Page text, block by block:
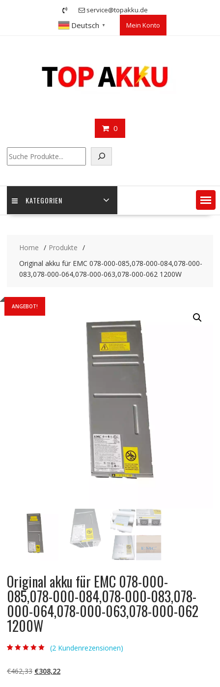
service@topakku.de
Deutsch ▼ Mein Konto
0
KATEGORIEN
Home
Produkte
Original akku für EMC 078-000-085,078-000-084,078-000-
083,078-000-064,078-000-063,078-000-062 1200W
ANGEBOT!
Original akku für EMC 078-000-
085,078-000-084,078-000-083,078-
000-064,078-000-063,078-000-062
1200W
basierend auf
Kundenbewertun
(2 Kundenrezensionen)
€462,33 Ursprünglicher
€308,22Aktueller